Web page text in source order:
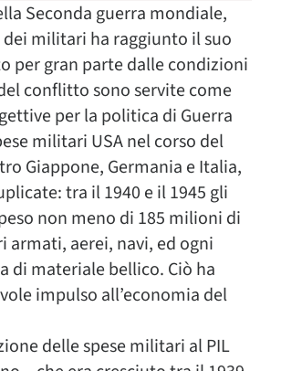
Seconda guerra mondiale,
militari ha raggiunto il suo
per gran parte dalle condizioni
conflitto sono servite come
per la politica di Guerra
militari USA nel corso del
Giappone, Germania e Italia,
tra il 1940 e il 1945 gli
non meno di 185 milioni di
armati, aerei, navi, ed ogni
di materiale bellico. Ciò ha
impulso all’economia del
delle spese militari al PIL